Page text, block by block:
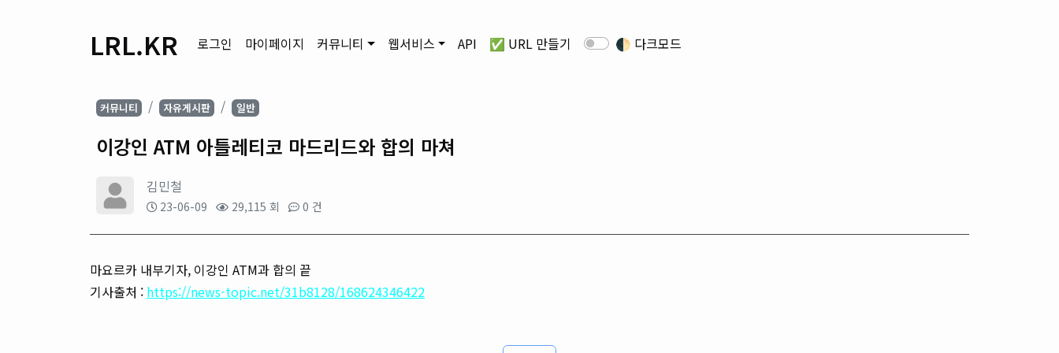
LRL.KR 로그인 마이페이지 커뮤니티 웹서비스 API ✅ URL 만들기 🌓 다크모드
커뮤니티 자유게시판 일반
이강인 ATM 아틀레티코 마드리드와 합의 마쳐
김민철
23-06-09 29,115 회 0 건
마요르카 내부기자, 이강인 ATM과 합의 끝
기사출처 : https://news-topic.net/31b8128/168624346422